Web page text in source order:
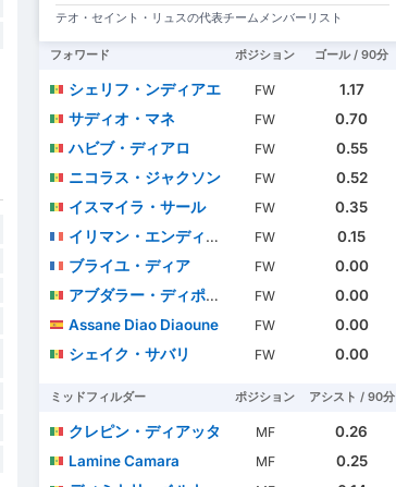
テオ・セイント・リュスの代表チームメンバーリスト
フォワード ポジション ゴール / 90分
シェリフ・ンディアエ FW
1.17
サディオ・マネ
FW
0.70
ハビブ・ディアロ
FW
0.55
ニコラス・ジャクソン
FW
0.52
イスマイラ・サール
FW
0.35
イリマン・エンディアイェ
FW
0.15
ブライユ・ディア
FW
0.00
アブダラー・ディポ・シマ
FW
0.00
Assane Diao Diaoune
FW
0.00
シェイク・サバリ
FW 0.00
ミッドフィルダー ポジション アシスト / 90分
クレピン・ディアッタ MF
0.26
Lamine Camara
MF
0.25